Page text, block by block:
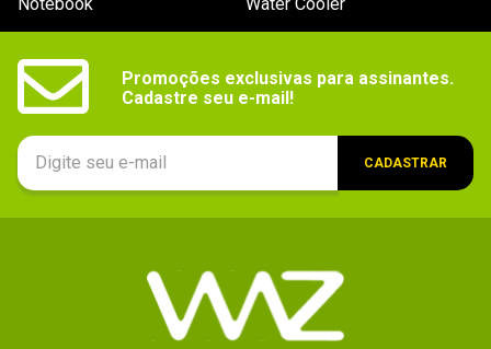
SEGA
Não especificado
Plataforma
Não especificado
menores de 13 anos.
Outras taxas online adicionais e registro
Promoções exclusivas para assinantes.
Cadastre seu e-mail!
CADASTRAR